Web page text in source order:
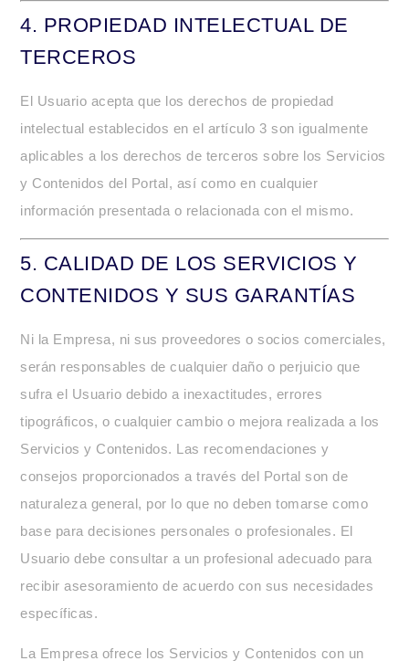
4. PROPIEDAD INTELECTUAL DE
TERCEROS
El Usuario acepta que los derechos de propiedad
intelectual establecidos en el artículo 3 son igualmente
aplicables a los derechos de terceros sobre los Servicios
y Contenidos del Portal, así como en cualquier
información presentada o relacionada con el mismo.
5. CALIDAD DE LOS SERVICIOS Y
CONTENIDOS Y SUS GARANTÍAS
Ni la Empresa, ni sus proveedores o socios comerciales,
serán responsables de cualquier daño o perjuicio que
sufra el Usuario debido a inexactitudes, errores
tipográficos, o cualquier cambio o mejora realizada a los
Servicios y Contenidos. Las recomendaciones y
consejos proporcionados a través del Portal son de
naturaleza general, por lo que no deben tomarse como
base para decisiones personales o profesionales. El
Usuario debe consultar a un profesional adecuado para
recibir asesoramiento de acuerdo con sus necesidades
específicas.
La Empresa ofrece los Servicios y Contenidos con un